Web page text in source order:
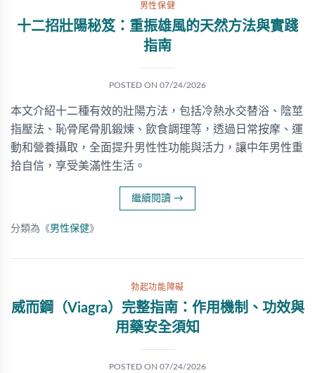
男性保健
十二招壯陽秘笈：重振雄風的天然方法與實踐
指南
POSTED ON 07/24/2026
本文介紹十二種有效的壯陽方法，包括冷熱水交替浴、陰莖
指壓法、恥骨尾骨肌鍛煉、飲食調理等，透過日常按摩、運
動和營養攝取，全面提升男性性功能與活力，讓中年男性重
拾自信，享受美滿性生活。
繼續閱讀 →
分類為《男性保健》
勃起功能障礙
威而鋼（Viagra）完整指南：作用機制、功效與
用藥安全須知
POSTED ON 07/24/2026